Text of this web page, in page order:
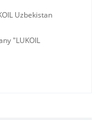
Uzbekistan
"LUKOIL